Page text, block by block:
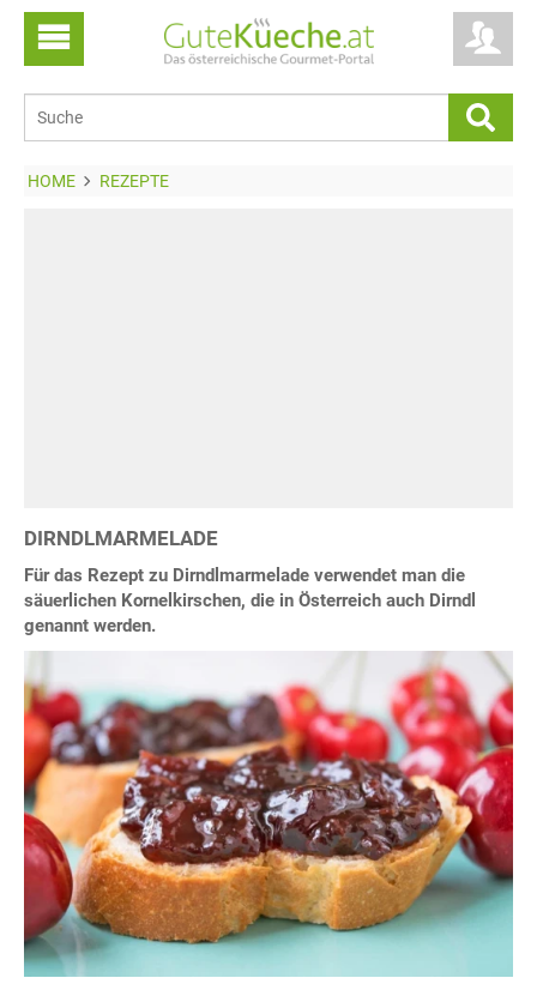
HOME REZEPTE
DIRNDLMARMELADE
Für das Rezept zu Dirndlmarmelade verwendet man die
säuerlichen Kornelkirschen, die in Österreich auch Dirndl
genannt werden.